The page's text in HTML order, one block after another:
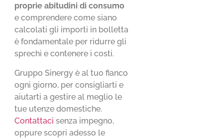
proprie abitudini di consumo
e comprendere come siano
calcolati gli importi in bolletta
è fondamentale per ridurre gli
sprechi e contenere i costi.
Gruppo Sinergy è al tuo fianco
ogni giorno, per consigliarti e
aiutarti a gestire al meglio le
tue utenze domestiche.
Contattaci senza impegno,
oppure scopri adesso le